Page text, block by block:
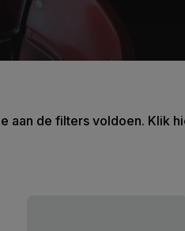
aan de filters voldoen. Klik